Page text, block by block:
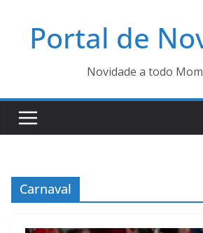
Portal de
Novidade a todo
Carnaval